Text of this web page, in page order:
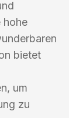
hohe
bietet
um
zu